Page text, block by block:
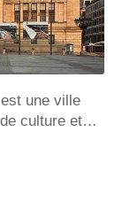
une ville
culture et…